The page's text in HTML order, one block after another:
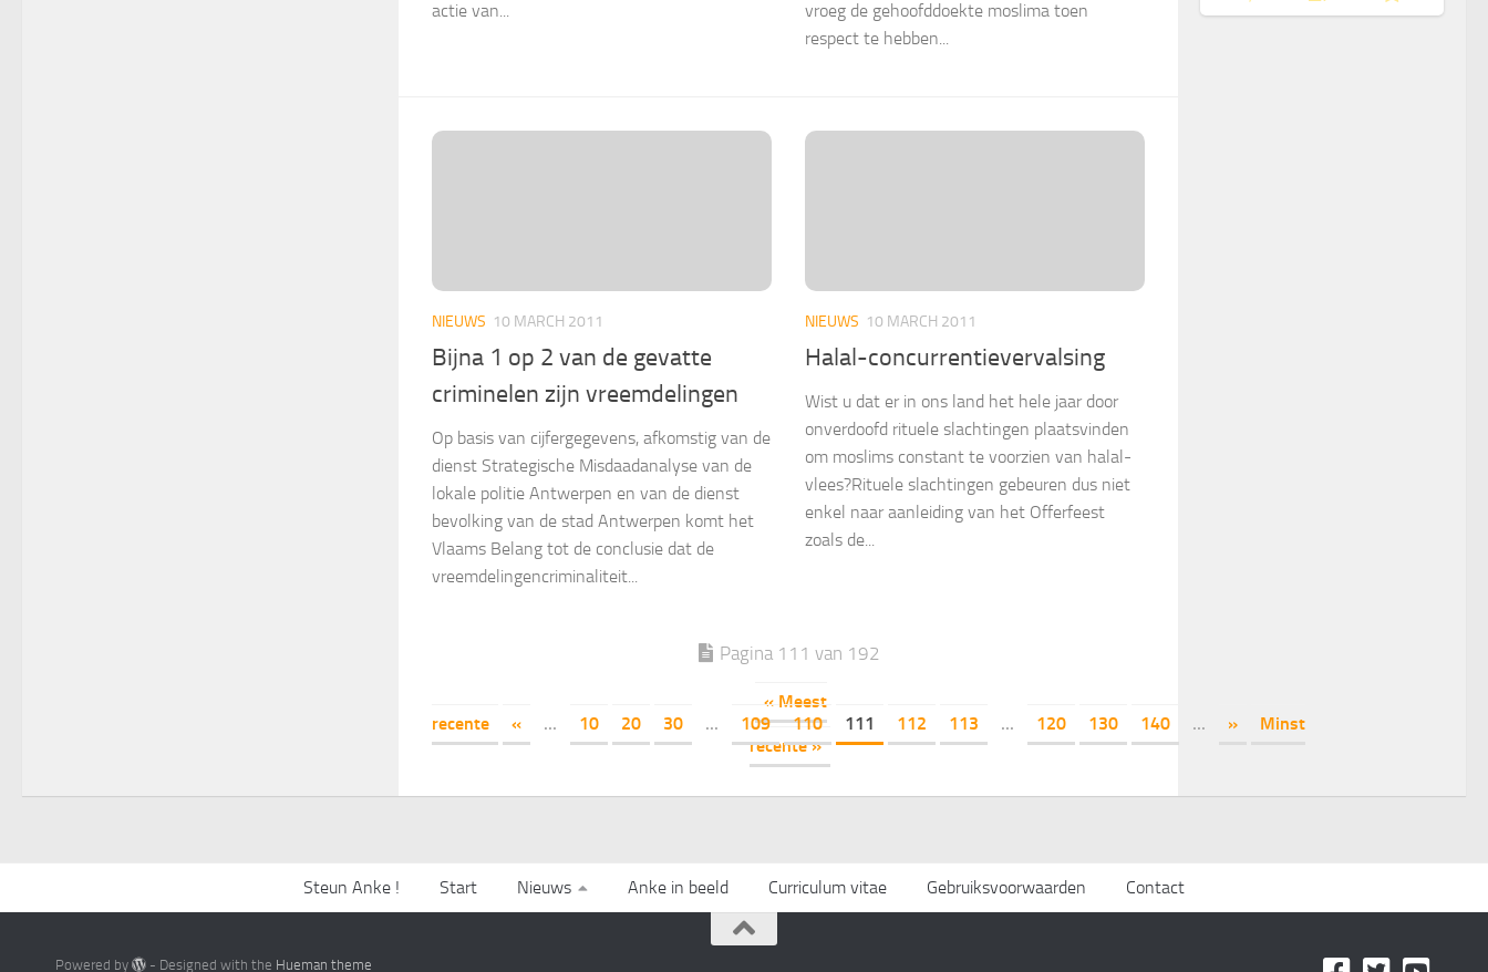
actie van...
vroeg de gehoofddoekte moslima toen
respect te hebben...
NIEUWS 10 MARCH 2011
Bijna 1 op 2 van de gevatte
criminelen zijn vreemdelingen
Op basis van cijfergegevens, afkomstig van de
dienst Strategische Misdaadanalyse van de
lokale politie Antwerpen en van de dienst
bevolking van de stad Antwerpen komt het
Vlaams Belang tot de conclusie dat de
vreemdelingencriminaliteit...
NIEUWS 10 MARCH 2011
Halal-concurrentievervalsing
Wist u dat er in ons land het hele jaar door
onverdoofd rituele slachtingen plaatsvinden
om moslims constant te voorzien van halal-
vlees?Rituele slachtingen gebeuren dus niet
enkel naar aanleiding van het Offerfeest
zoals de...
Pagina 111 van 192
« Meest
recente
« ... 10 20 30 ... 109 110 111 112 113 ... 120 130 140 ... »
Minst
recente »
Steun Anke ! Start Nieuws Anke in beeld Curriculum vitae Gebruiksvoorwaarden Contact
Powered by - Designed with the Hueman theme